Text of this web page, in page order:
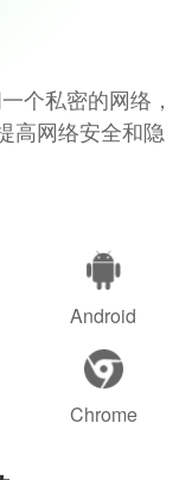
个私密的网络，
高网络安全和隐
Android
Chrome